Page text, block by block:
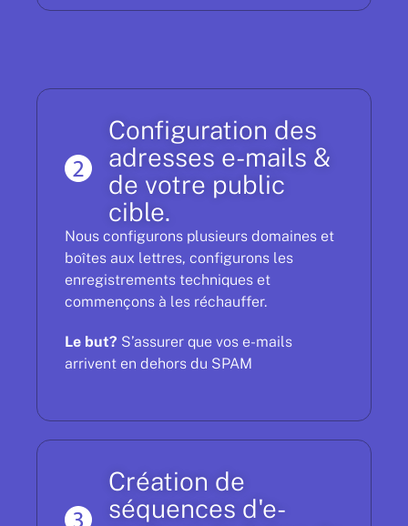
Configuration des
adresses e-mails &
de votre public
cible.
Nous configurons plusieurs domaines et
boîtes aux lettres, configurons les
enregistrements techniques et
commençons à les réchauffer.
Le but? S’assurer que vos e-mails
arrivent en dehors du SPAM
Création de
séquences d'e-